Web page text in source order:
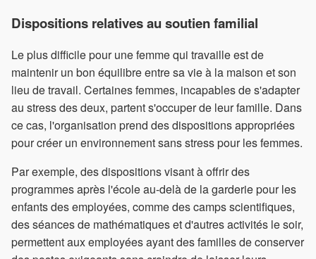
Dispositions relatives au soutien familial
Le plus difficile pour une femme qui travaille est de
maintenir un bon équilibre entre sa vie à la maison et son
lieu de travail. Certaines femmes, incapables de s'adapter
au stress des deux, partent s'occuper de leur famille. Dans
ce cas, l'organisation prend des dispositions appropriées
pour créer un environnement sans stress pour les femmes.
Par exemple, des dispositions visant à offrir des
programmes après l'école au-delà de la garderie pour les
enfants des employées, comme des camps scientifiques,
des séances de mathématiques et d'autres activités le soir,
permettent aux employées ayant des familles de conserver